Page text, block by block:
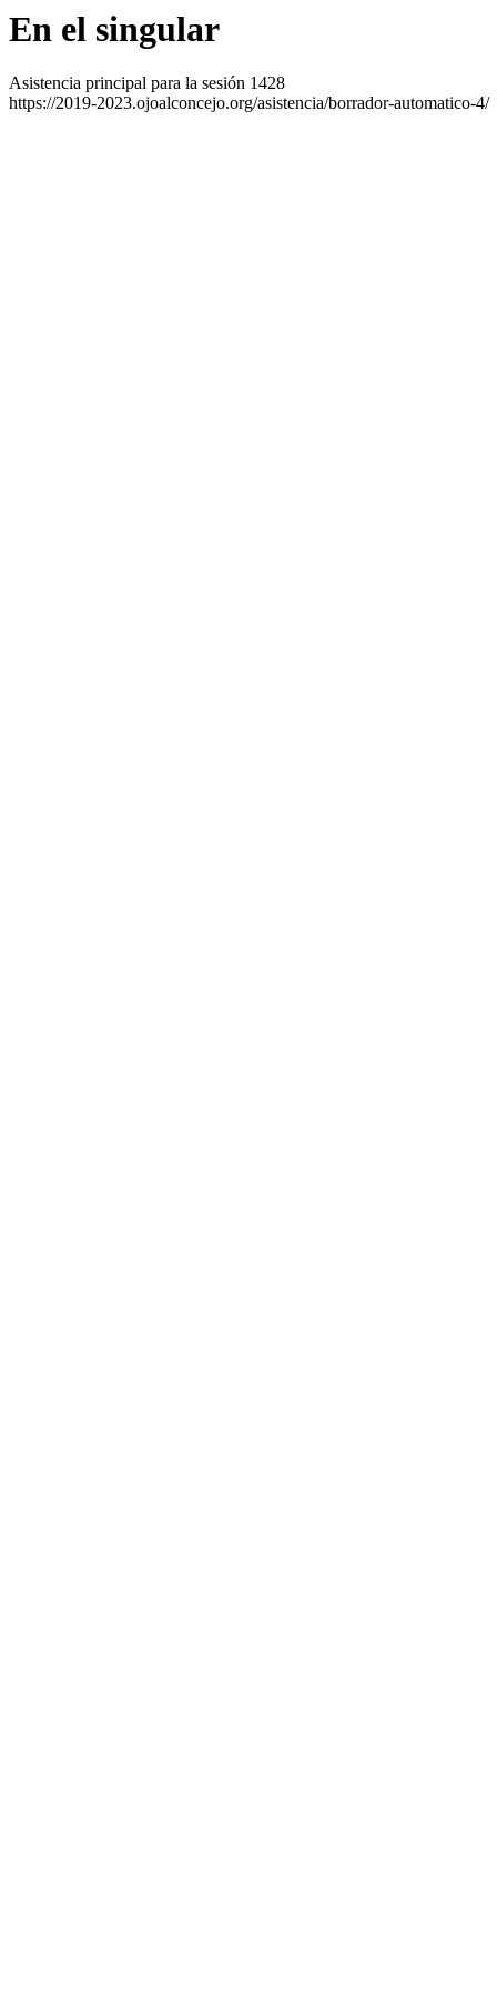
En el singular
Asistencia principal para la sesión 1428
https://2019-2023.ojoalconcejo.org/asistencia/borrador-automatico-4/